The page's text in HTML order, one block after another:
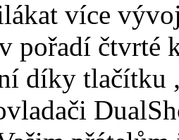
více
pořadí čtvrté
díky tlačítku